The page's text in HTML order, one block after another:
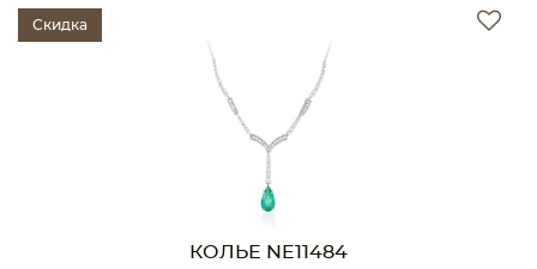
Скидка
КОЛЬЕ NE11484